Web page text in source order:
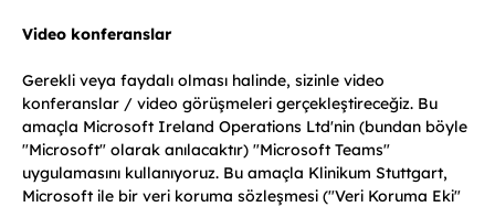
Video konferanslar
Gerekli veya faydalı olması halinde, sizinle video
konferanslar / video görüşmeleri gerçekleştireceğiz. Bu
amaçla Microsoft Ireland Operations Ltd'nin (bundan böyle
"Microsoft" olarak anılacaktır) "Microsoft Teams"
uygulamasını kullanıyoruz. Bu amaçla Klinikum Stuttgart,
Microsoft ile bir veri koruma sözleşmesi ("Veri Koruma Eki"